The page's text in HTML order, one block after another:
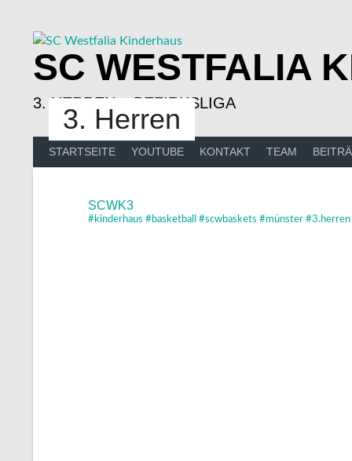
SC WESTFALIA
3. HERREN – BEZIRKSLIGA
STARTSEITE YOUTUBE KONTAKT TEAM
3. Herren
SCWK3
#kinderhaus #basketball #scwbaskets #münster #3.herren